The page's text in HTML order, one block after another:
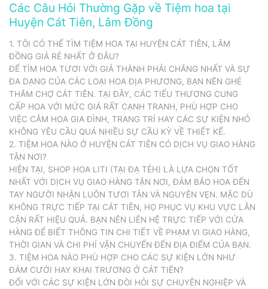
Các Câu Hỏi Thường Gặp về Tiệm hoa tại
Huyện Cát Tiên, Lâm Đồng
1. TÔI CÓ THỂ TÌM TIỆM HOA TẠI HUYỆN CÁT TIÊN, LÂM
ĐỒNG GIÁ RẺ NHẤT Ở ĐÂU?
ĐỂ TÌM HOA TƯƠI VỚI GIÁ THÀNH PHẢI CHĂNG NHẤT VÀ SỰ
ĐA DẠNG CỦA CÁC LOẠI HOA ĐỊA PHƯƠNG, BẠN NÊN GHÉ
THĂM CHỢ CÁT TIÊN. TẠI ĐÂY, CÁC TIỂU THƯƠNG CUNG
CẤP HOA VỚI MỨC GIÁ RẤT CẠNH TRANH, PHÙ HỢP CHO
VIỆC CẮM HOA GIA ĐÌNH, TRANG TRÍ HAY CÁC SỰ KIỆN NHỎ
KHÔNG YÊU CẦU QUÁ NHIỀU SỰ CẦU KỲ VỀ THIẾT KẾ.
2. TIỆM HOA NÀO Ở HUYỆN CÁT TIÊN CÓ DỊCH VỤ GIAO HÀNG
TẬN NƠI?
HIỆN TẠI, SHOP HOA LITI (TẠI ĐẠ TẺH) LÀ LỰA CHỌN TỐT
NHẤT VỚI DỊCH VỤ GIAO HÀNG TẬN NƠI, ĐẢM BẢO HOA ĐẾN
TAY NGƯỜI NHẬN LUÔN TƯƠI TẮN VÀ NGUYÊN VẸN. MẶC DÙ
KHÔNG TRỰC TIẾP TẠI CÁT TIÊN, HỌ PHỤC VỤ KHU VỰC LÂN
CẬN RẤT HIỆU QUẢ. BẠN NÊN LIÊN HỆ TRỰC TIẾP VỚI CỬA
HÀNG ĐỂ BIẾT THÔNG TIN CHI TIẾT VỀ PHẠM VI GIAO HÀNG,
THỜI GIAN VÀ CHI PHÍ VẬN CHUYỂN ĐẾN ĐỊA ĐIỂM CỦA BẠN.
3. TIỆM HOA NÀO PHÙ HỢP CHO CÁC SỰ KIỆN LỚN NHƯ
ĐÁM CƯỚI HAY KHAI TRƯƠNG Ở CÁT TIÊN?
ĐỐI VỚI CÁC SỰ KIỆN LỚN ĐÒI HỎI SỰ CHUYÊN NGHIỆP VÀ